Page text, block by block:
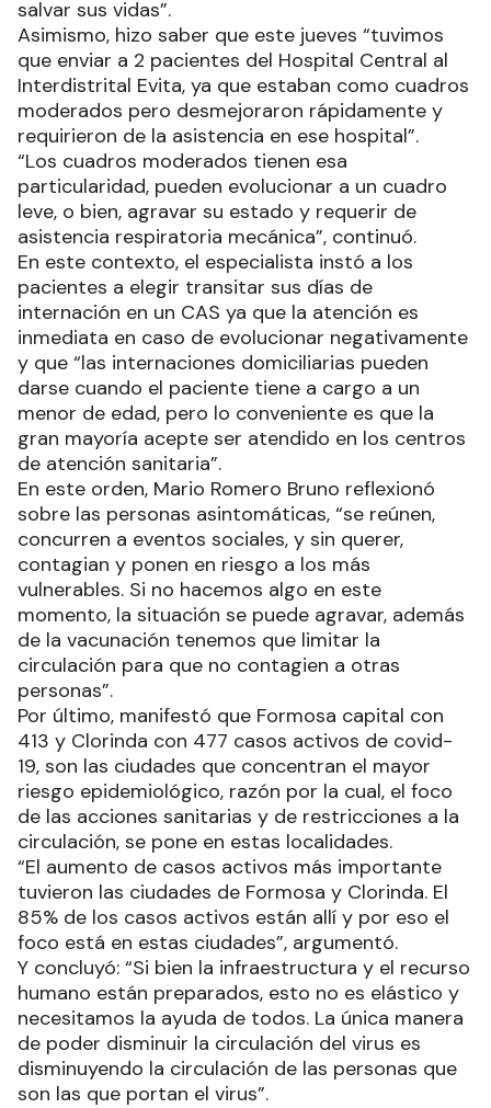
salvar sus vidas”.
Asimismo, hizo saber que este jueves “tuvimos
que enviar a 2 pacientes del Hospital Central al
Interdistrital Evita, ya que estaban como cuadros
moderados pero desmejoraron rápidamente y
requirieron de la asistencia en ese hospital”.
“Los cuadros moderados tienen esa
particularidad, pueden evolucionar a un cuadro
leve, o bien, agravar su estado y requerir de
asistencia respiratoria mecánica”, continuó.
En este contexto, el especialista instó a los
pacientes a elegir transitar sus días de
internación en un CAS ya que la atención es
inmediata en caso de evolucionar negativamente
y que “las internaciones domiciliarias pueden
darse cuando el paciente tiene a cargo a un
menor de edad, pero lo conveniente es que la
gran mayoría acepte ser atendido en los centros
de atención sanitaria”.
En este orden, Mario Romero Bruno reflexionó
sobre las personas asintomáticas, “se reúnen,
concurren a eventos sociales, y sin querer,
contagian y ponen en riesgo a los más
vulnerables. Si no hacemos algo en este
momento, la situación se puede agravar, además
de la vacunación tenemos que limitar la
circulación para que no contagien a otras
personas”.
Por último, manifestó que Formosa capital con
413 y Clorinda con 477 casos activos de covid-
19, son las ciudades que concentran el mayor
riesgo epidemiológico, razón por la cual, el foco
de las acciones sanitarias y de restricciones a la
circulación, se pone en estas localidades.
“El aumento de casos activos más importante
tuvieron las ciudades de Formosa y Clorinda. El
85% de los casos activos están allí y por eso el
foco está en estas ciudades”, argumentó.
Y concluyó: “Si bien la infraestructura y el recurso
humano están preparados, esto no es elástico y
necesitamos la ayuda de todos. La única manera
de poder disminuir la circulación del virus es
disminuyendo la circulación de las personas que
son las que portan el virus”.